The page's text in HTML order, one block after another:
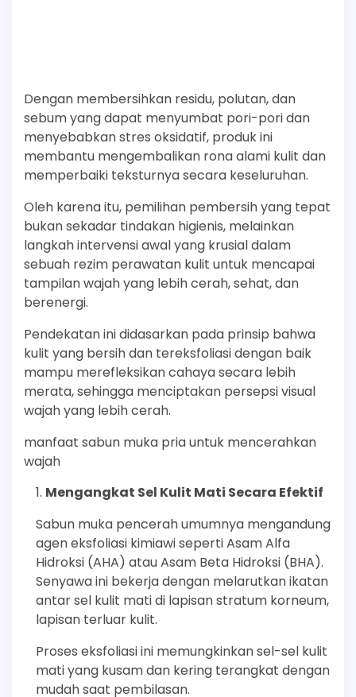
Dengan membersihkan residu, polutan, dan
sebum yang dapat menyumbat pori-pori dan
menyebabkan stres oksidatif, produk ini
membantu mengembalikan rona alami kulit dan
memperbaiki teksturnya secara keseluruhan.
Oleh karena itu, pemilihan pembersih yang tepat
bukan sekadar tindakan higienis, melainkan
langkah intervensi awal yang krusial dalam
sebuah rezim perawatan kulit untuk mencapai
tampilan wajah yang lebih cerah, sehat, dan
berenergi.
Pendekatan ini didasarkan pada prinsip bahwa
kulit yang bersih dan tereksfoliasi dengan baik
mampu merefleksikan cahaya secara lebih
merata, sehingga menciptakan persepsi visual
wajah yang lebih cerah.
manfaat sabun muka pria untuk mencerahkan
wajah
Mengangkat Sel Kulit Mati Secara Efektif
Sabun muka pencerah umumnya mengandung
agen eksfoliasi kimiawi seperti Asam Alfa
Hidroksi (AHA) atau Asam Beta Hidroksi (BHA).
Senyawa ini bekerja dengan melarutkan ikatan
antar sel kulit mati di lapisan stratum korneum,
lapisan terluar kulit.
Proses eksfoliasi ini memungkinkan sel-sel kulit
mati yang kusam dan kering terangkat dengan
mudah saat pembilasan.